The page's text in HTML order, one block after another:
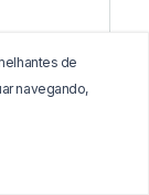
de
navegando,